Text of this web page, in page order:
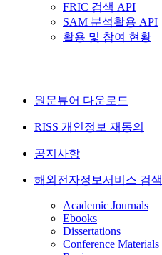
FRIC 검색 API
SAM 분석활용 API
활용 및 참여 현황
원문뷰어 다운로드
RISS 개인정보 재동의
공지사항
해외전자정보서비스 검색
Academic Journals
Ebooks
Dissertations
Conference Materials